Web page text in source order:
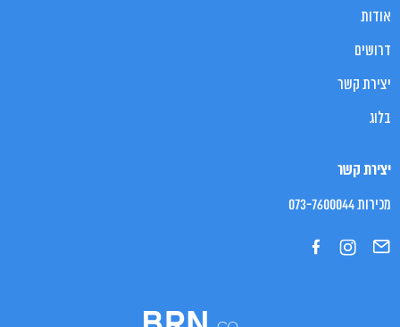
אודות
דרושים
יצירת קשר
בלוג
יצירת קשר
מכירות 073-7600044